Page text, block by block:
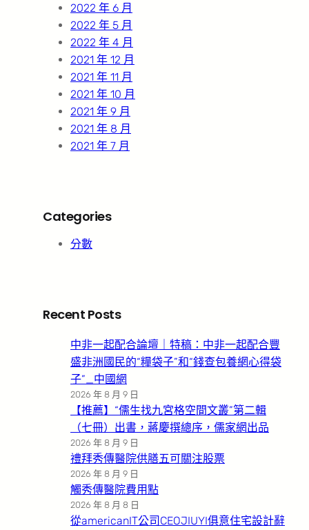
2022 年 6 月
2022 年 5 月
2022 年 4 月
2021 年 12 月
2021 年 11 月
2021 年 10 月
2021 年 9 月
2021 年 8 月
2021 年 7 月
Categories
分數
Recent Posts
中非一起配合論壇｜特稿：中非一起配合豐
盛非洲國民的“糧袋子”和“錢查包養網心得袋
子”_中國網
2026 年 8 月 9 日
【推薦】“儒生找九宮格空間文叢”第二輯
（七冊）出書，蔣慶撰總序，儒家網出品
2026 年 8 月 9 日
禮拜秀傳醫院供膳五可關注股票
2026 年 8 月 9 日
觸秀傳醫院費用點
2026 年 8 月 8 日
從americanIT公司CEOJIUYI俱意住宅設計辭